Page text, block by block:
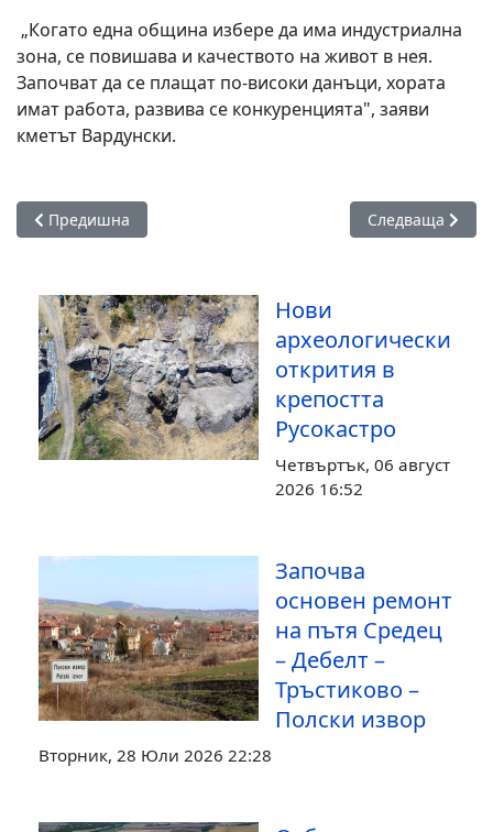
„Когато една община избере да има индустриална
зона, се повишава и качеството на живот в нея.
Започват да се плащат по-високи данъци, хората
имат работа, развива се конкуренцията", заяви
кметът Вардунски.
Предишна статия: С рецитал и театрална постановка
Предишна Следваща
Следваща
Нови
археологически
открития в
крепостта
Русокастро
Четвъртък, 06 август
2026 16:52
Започва
основен ремонт
на пътя Средец
– Дебелт –
Тръстиково –
Полски извор
Вторник, 28 Юли 2026 22:28